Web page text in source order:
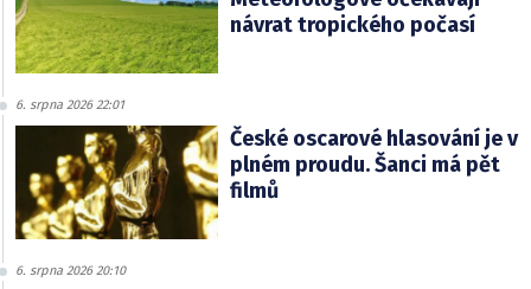
návrat tropického počasí
6. srpna 2026 22:01
České oscarové hlasování je v
plném proudu. Šanci má pět
filmů
6. srpna 2026 20:10